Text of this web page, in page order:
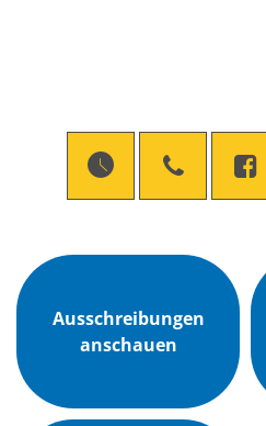
Ausschreibungen
anschauen